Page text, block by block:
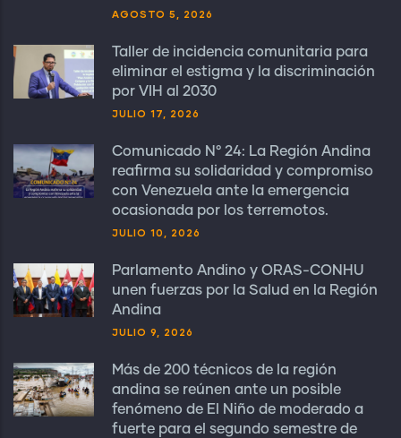
AGOSTO 5, 2026
Taller de incidencia comunitaria para
eliminar el estigma y la discriminación
por VIH al 2030
JULIO 17, 2026
Comunicado N° 24: La Región Andina
reafirma su solidaridad y compromiso
con Venezuela ante la emergencia
ocasionada por los terremotos.
JULIO 10, 2026
Parlamento Andino y ORAS-CONHU
unen fuerzas por la Salud en la Región
Andina
JULIO 9, 2026
Más de 200 técnicos de la región
andina se reúnen ante un posible
fenómeno de El Niño de moderado a
fuerte para el segundo semestre de